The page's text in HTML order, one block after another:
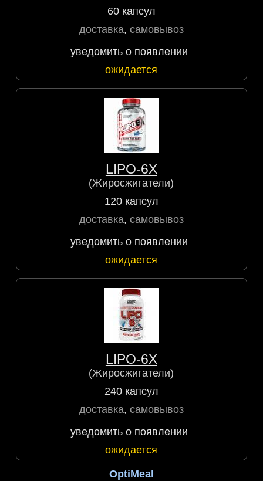
60 капсул
доставка, самовывоз
уведомить о появлении
ожидается
LIPO-6X
(Жиросжигатели)
120 капсул
доставка, самовывоз
уведомить о появлении
ожидается
LIPO-6X
(Жиросжигатели)
240 капсул
доставка, самовывоз
уведомить о появлении
ожидается
OptiMeal